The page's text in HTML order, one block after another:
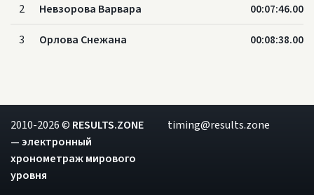
2 Невзорова Варвара 00:07:46.00
3 Орлова Снежана 00:08:38.00
2010-2026 © RESULTS.ZONE
— электронный
хронометраж мирового
уровня
timing@results.zone